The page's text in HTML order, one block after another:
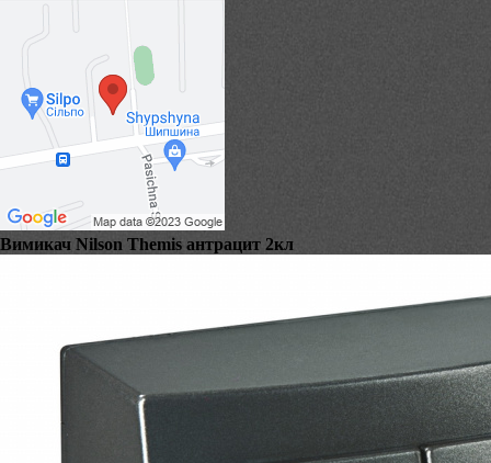
Вимикач Nilson Themis антрацит 2кл